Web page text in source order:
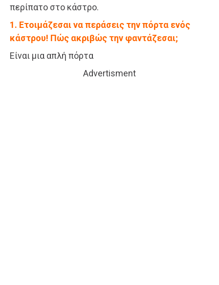
περίπατο στο κάστρο.
1. Ετοιμάζεσαι να περάσεις την πόρτα ενός
κάστρου! Πώς ακριβώς την φαντάζεσαι;
Είναι μια απλή πόρτα
Advertisment